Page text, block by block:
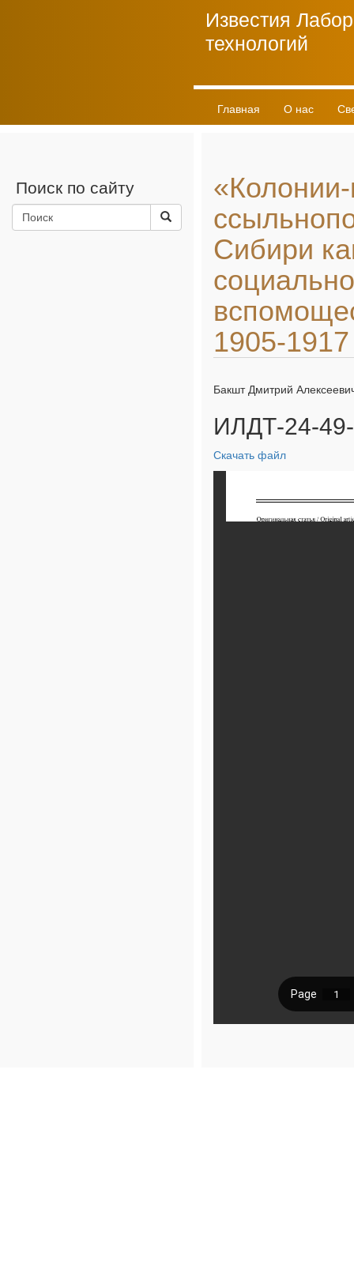
Известия
технологий
Главная О нас
Поиск по сайту
Сибири
1905-1917
Бакшт Дмитрий
ИЛДТ-24-
Скачать файл